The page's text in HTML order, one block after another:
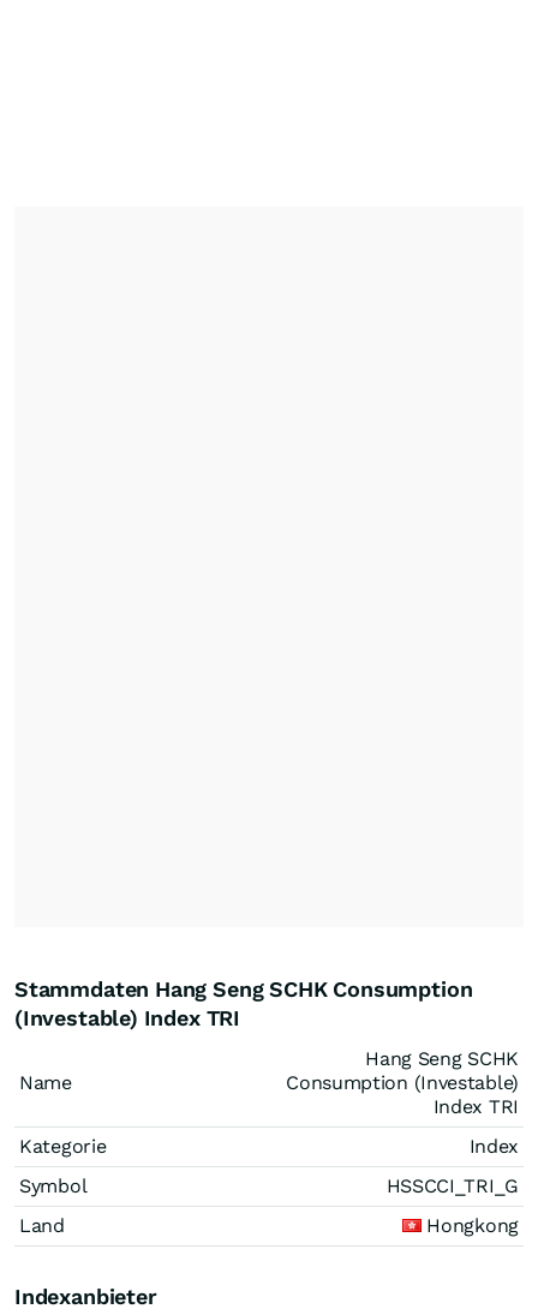
Stammdaten Hang Seng SCHK Consumption
(Investable) Index TRI
Name
Hang Seng SCHK
Consumption (Investable)
Index TRI
Kategorie
Index
Symbol
HSSCCI_TRI_G
Land
Hongkong
Indexanbieter